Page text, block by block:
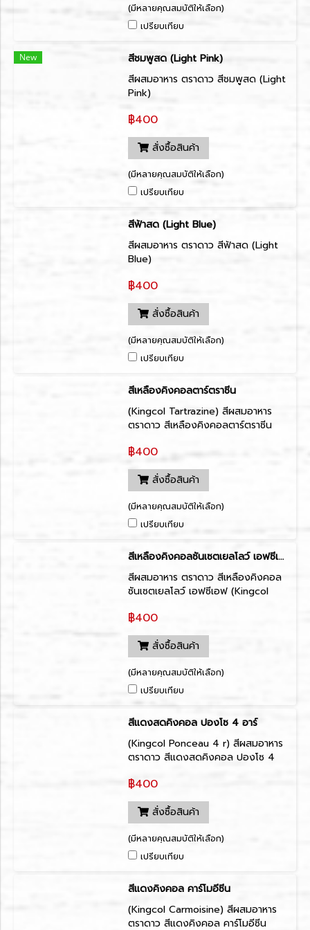
(มีหลายคุณสมบัติให้เลือก)
เปรียบเทียบ
New
สีชมพูสด (Light Pink)
สีผสมอาหาร ตราดาว สีชมพูสด (Light
Pink)
฿400
สั่งซื้อสินค้า
(มีหลายคุณสมบัติให้เลือก)
เปรียบเทียบ
สีฟ้าสด (Light Blue)
สีผสมอาหาร ตราดาว สีฟ้าสด (Light
Blue)
฿400
สั่งซื้อสินค้า
(มีหลายคุณสมบัติให้เลือก)
เปรียบเทียบ
สีเหลืองคิงคอลตาร์ตราซีน
(Kingcol Tartrazine) สีผสมอาหาร
ตราดาว สีเหลืองคิงคอลตาร์ตราซีน
฿400
สั่งซื้อสินค้า
(มีหลายคุณสมบัติให้เลือก)
เปรียบเทียบ
สีเหลืองคิงคอลซันเซตเยลโลว์ เอฟซีเอฟ
สีผสมอาหาร ตราดาว สีเหลืองคิงคอล
ซันเซตเยลโลว์ เอฟซีเอฟ (Kingcol
฿400
สั่งซื้อสินค้า
(มีหลายคุณสมบัติให้เลือก)
เปรียบเทียบ
สีแดงสดคิงคอล ปองโซ 4 อาร์
(Kingcol Ponceau 4 r) สีผสมอาหาร
ตราดาว สีแดงสดคิงคอล ปองโซ 4
฿400
สั่งซื้อสินค้า
(มีหลายคุณสมบัติให้เลือก)
เปรียบเทียบ
สีแดงคิงคอล คาร์โมอีซีน
(Kingcol Carmoisine) สีผสมอาหาร
ตราดาว สีแดงคิงคอล คาร์โมอีซีน